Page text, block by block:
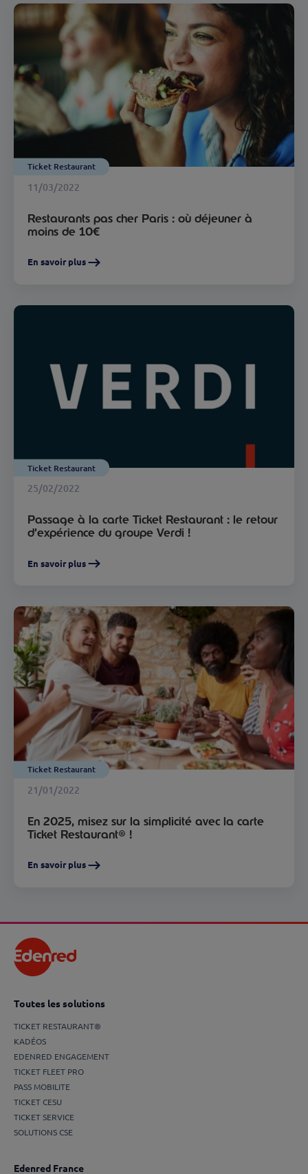
Ticket Restaurant
11/03/2022
Restaurants pas cher Paris : où déjeuner à
moins de 10€
En savoir plus
Ticket Restaurant
25/02/2022
Passage à la carte Ticket Restaurant : le retour
d’expérience du groupe Verdi !
En savoir plus
Ticket Restaurant
21/01/2022
En 2025, misez sur la simplicité avec la carte
Ticket Restaurant® !
En savoir plus
Toutes les solutions
TICKET RESTAURANT®
KADÉOS
EDENRED ENGAGEMENT
TICKET FLEET PRO
PASS MOBILITE
TICKET CESU
TICKET SERVICE
SOLUTIONS CSE
Edenred France